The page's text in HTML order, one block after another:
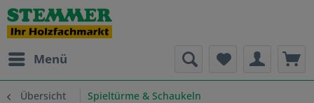
Menü
Übersicht Spieltürme & Schaukeln